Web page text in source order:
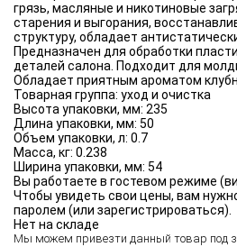
грязь, масляные и никотиновые
старения и выгорания,
структуру, обладает
Предназначен для обработки
деталей салона. Подходит для
Обладает приятным ароматом
Товарная группа: уход и очистка
Высота упаковки, мм: 235
Длина упаковки, мм: 50
Объем упаковки, л: 0.7
Масса, кг: 0.238
Ширина упаковки, мм: 54
Вы работаете в гостевом режиме
Чтобы увидеть свои цены, вам
паролем (или зарегистрироваться).
Нет на складе
Мы можем привезти данный товар под